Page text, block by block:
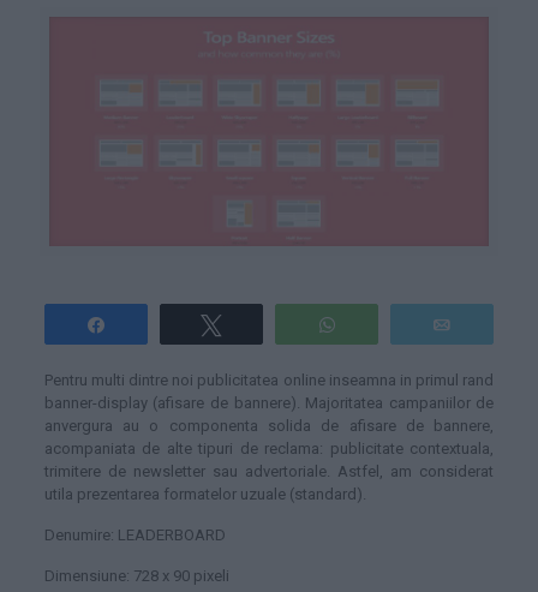
WhatsApp
Pentru multi dintre noi publicitatea online inseamna in primul rand
banner-display (afisare de bannere). Majoritatea campaniilor de
anvergura au o componenta solida de afisare de bannere,
acompaniata de alte tipuri de reclama: publicitate contextuala,
trimitere de newsletter sau advertoriale. Astfel, am considerat
utila prezentarea formatelor uzuale (standard).
Denumire: LEADERBOARD
Dimensiune: 728 x 90 pixeli